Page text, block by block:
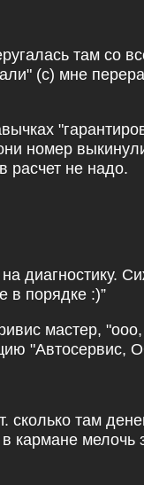
там со
(с) мне
номер
не надо.
диагностику.
в порядке :)”
мастер,
"Автосервис,
сколько там
кармане мелочь